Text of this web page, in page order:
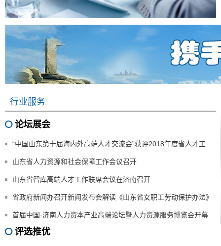
行业服务
论坛展会
山东省人力资源和社会保障工作会议召开
山东省智库高端人才工作联席会议在济南召开
省政府新闻办召开新闻发布会解读《山东省女职工劳动保护办法》
首届中国·济南人力资本产业高端论坛暨人力资源服务博览会开幕
评选推优